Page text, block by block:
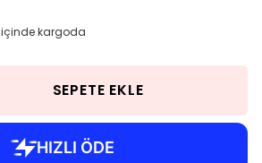
kargoda
SEPETE EKLE